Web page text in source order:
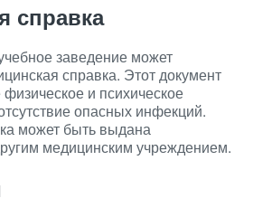
справка
заведение может
справка. Этот документ
и психическое
опасных инфекций.
может быть выдана
медицинским учреждением.